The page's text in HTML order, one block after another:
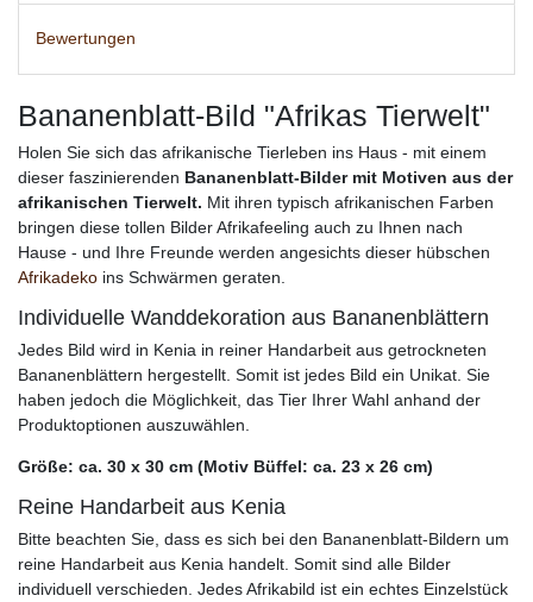
Bewertungen
Bananenblatt-Bild "Afrikas Tierwelt"
Holen Sie sich das afrikanische Tierleben ins Haus - mit einem
dieser faszinierenden Bananenblatt-Bilder mit Motiven aus der
afrikanischen Tierwelt. Mit ihren typisch afrikanischen Farben
bringen diese tollen Bilder Afrikafeeling auch zu Ihnen nach
Hause - und Ihre Freunde werden angesichts dieser hübschen
Afrikadeko ins Schwärmen geraten.
Individuelle Wanddekoration aus Bananenblättern
Jedes Bild wird in Kenia in reiner Handarbeit aus getrockneten
Bananenblättern hergestellt. Somit ist jedes Bild ein Unikat. Sie
haben jedoch die Möglichkeit, das Tier Ihrer Wahl anhand der
Produktoptionen auszuwählen.
Größe: ca. 30 x 30 cm (Motiv Büffel: ca. 23 x 26 cm)
Reine Handarbeit aus Kenia
Bitte beachten Sie, dass es sich bei den Bananenblatt-Bildern um
reine Handarbeit aus Kenia handelt. Somit sind alle Bilder
individuell verschieden. Jedes Afrikabild ist ein echtes Einzelstück